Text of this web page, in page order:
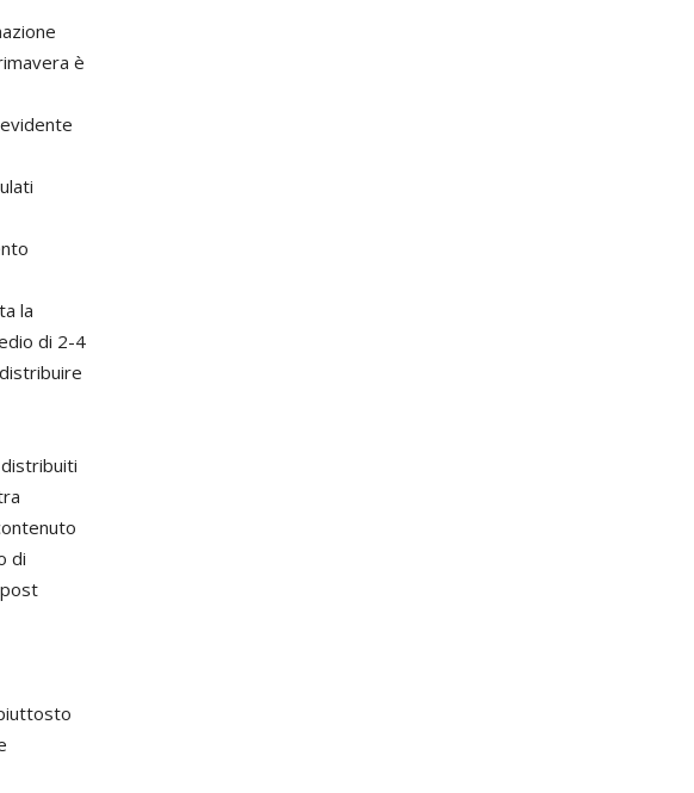
è
la
di 2-4
di